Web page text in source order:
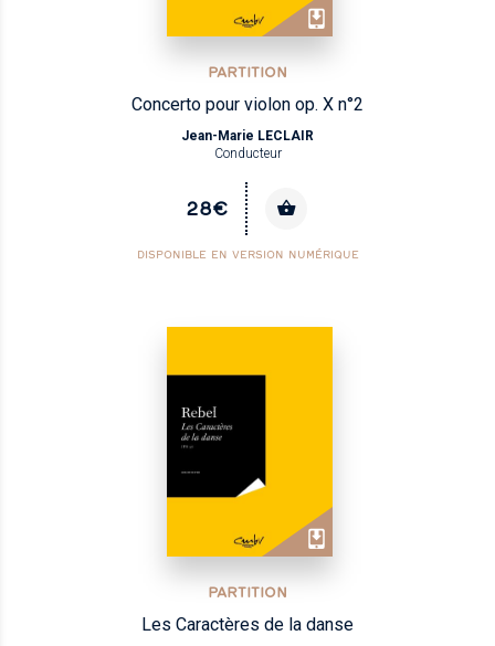
PARTITION
Concerto pour violon op. X n°2
Jean-Marie LECLAIR
Conducteur
28€
DISPONIBLE EN VERSION NUMÉRIQUE
PARTITION
Les Caractères de la danse